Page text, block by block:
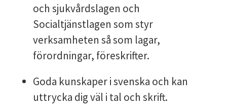
och sjukvårdslagen och
Socialtjänstlagen som styr
verksamheten så som lagar,
förordningar, föreskrifter.
Goda kunskaper i svenska och kan
uttrycka dig väl i tal och skrift.